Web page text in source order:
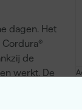
dagen. Het
de
werkt. De
in de
tijdens